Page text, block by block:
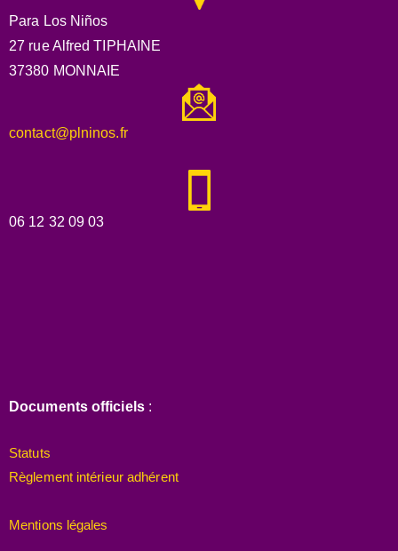
Para Los Niños
27 rue Alfred TIPHAINE
37380 MONNAIE
contact@plninos.fr
06 12 32 09 03
Documents officiels:
Statuts
Règlement intérieur adhérent
Mentions légales